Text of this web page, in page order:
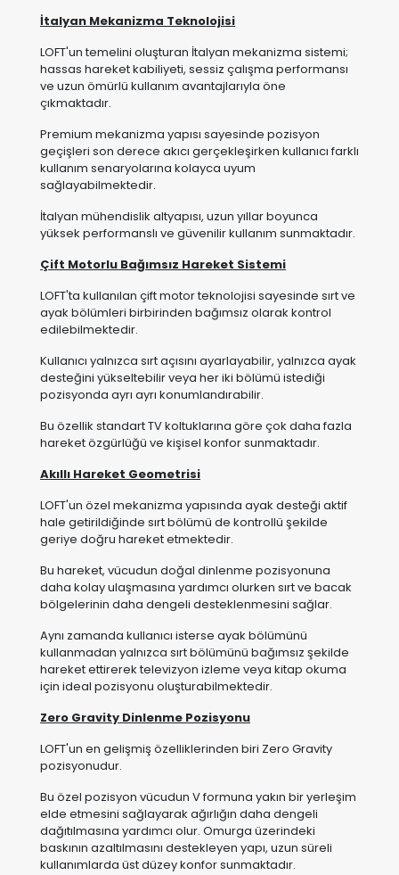
İtalyan Mekanizma Teknolojisi
LOFT'un temelini oluşturan İtalyan mekanizma sistemi;
hassas hareket kabiliyeti, sessiz çalışma performansı
ve uzun ömürlü kullanım avantajlarıyla öne
çıkmaktadır.
Premium mekanizma yapısı sayesinde pozisyon
geçişleri son derece akıcı gerçekleşirken kullanıcı farklı
kullanım senaryolarına kolayca uyum
sağlayabilmektedir.
İtalyan mühendislik altyapısı, uzun yıllar boyunca
yüksek performanslı ve güvenilir kullanım sunmaktadır.
Çift Motorlu Bağımsız Hareket Sistemi
LOFT'ta kullanılan çift motor teknolojisi sayesinde sırt ve
ayak bölümleri birbirinden bağımsız olarak kontrol
edilebilmektedir.
Kullanıcı yalnızca sırt açısını ayarlayabilir, yalnızca ayak
desteğini yükseltebilir veya her iki bölümü istediği
pozisyonda ayrı ayrı konumlandırabilir.
Bu özellik standart TV koltuklarına göre çok daha fazla
hareket özgürlüğü ve kişisel konfor sunmaktadır.
Akıllı Hareket Geometrisi
LOFT'un özel mekanizma yapısında ayak desteği aktif
hale getirildiğinde sırt bölümü de kontrollü şekilde
geriye doğru hareket etmektedir.
Bu hareket, vücudun doğal dinlenme pozisyonuna
daha kolay ulaşmasına yardımcı olurken sırt ve bacak
bölgelerinin daha dengeli desteklenmesini sağlar.
Aynı zamanda kullanıcı isterse ayak bölümünü
kullanmadan yalnızca sırt bölümünü bağımsız şekilde
hareket ettirerek televizyon izleme veya kitap okuma
için ideal pozisyonu oluşturabilmektedir.
Zero Gravity Dinlenme Pozisyonu
LOFT'un en gelişmiş özelliklerinden biri Zero Gravity
pozisyonudur.
Bu özel pozisyon vücudun V formuna yakın bir yerleşim
elde etmesini sağlayarak ağırlığın daha dengeli
dağıtılmasına yardımcı olur. Omurga üzerindeki
baskının azaltılmasını destekleyen yapı, uzun süreli
kullanımlarda üst düzey konfor sunmaktadır.